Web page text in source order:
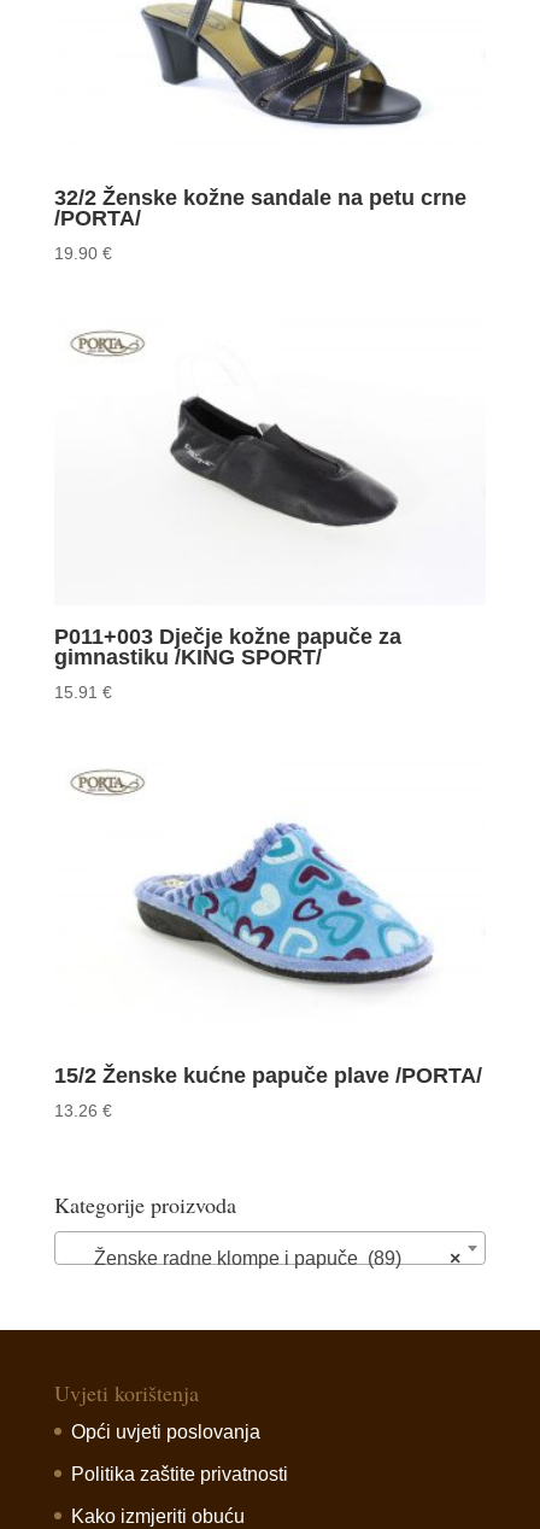
32/2 Ženske kožne sandale na petu crne
/PORTA/
19.90 €
P011+003 Dječje kožne papuče za
gimnastiku /KING SPORT/
15.91 €
15/2 Ženske kućne papuče plave /PORTA/
13.26 €
Kategorije proizvoda
×
Ženske radne klompe i papuče (89)
Uvjeti korištenja
Opći uvjeti poslovanja
Politika zaštite privatnosti
Kako izmjeriti obuću